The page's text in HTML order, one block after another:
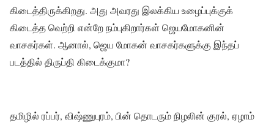
கிடைத்திருக்கிறது. அது அவரது இலக்கிய உழைப்புக்குக்
கிடைத்த வெற்றி என்றே நம்புகிறார்கள் ஜெயமோகனின்
வாசகர்கள். ஆனால், ஜெய மோகன் வாசகர்களுக்கு இந்தப்
படத்தில் திருப்தி கிடைக்குமா?
தமிழில் ரப்பர், விஷ்ணுபுரம், பின் தொடரும் நிழலின் குரல், ஏழாம்